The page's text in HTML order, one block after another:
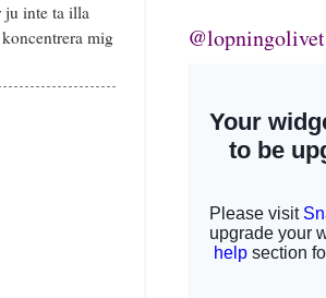
ju inte ta illa
mig
@lopningolivet